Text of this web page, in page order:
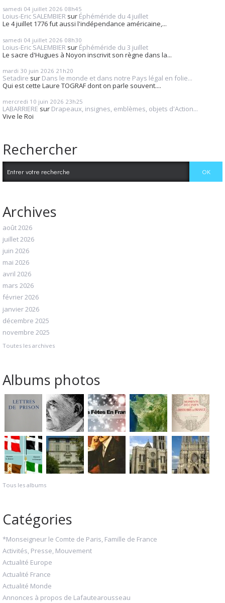
samedi 04 juillet 2026 08h45
Loius-Eric SALEMBIER sur Éphéméride du 4 juillet
Le 4 juillet 1776 fut aussi l'indépendance américaine,...
samedi 04 juillet 2026 08h30
Loius-Eric SALEMBIER sur Éphéméride du 3 juillet
Le sacre d'Hugues à Noyon inscrivit son règne dans la...
mardi 30 juin 2026 21h20
Setadire sur Dans le monde et dans notre Pays légal en folie...
Qui est cette Laure TOGRAF dont on parle souvent....
mercredi 10 juin 2026 23h25
LABARRIERE sur Drapeaux, insignes, emblèmes, objets d'Action...
Vive le Roi
Rechercher
Archives
août 2026
juillet 2026
juin 2026
mai 2026
avril 2026
mars 2026
février 2026
janvier 2026
décembre 2025
novembre 2025
Toutes les archives
Albums photos
Tous les albums
Catégories
*Monseigneur le Comte de Paris, Famille de France
Activités, Presse, Mouvement
Actualité Europe
Actualité France
Actualité Monde
Annonces à propos de Lafautearousseau